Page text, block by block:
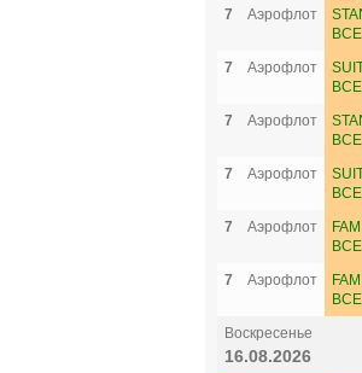
7 Аэрофлот
7
Аэрофлот
7
Аэрофлот
7
Аэрофлот
7
Аэрофлот
7
Аэрофлот
Воскресенье
16.08.2026